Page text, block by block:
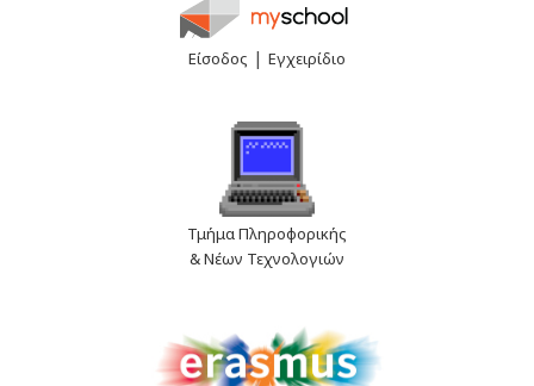
Είσοδος | Εγχειρίδιο
Τμήμα Πληροφορικής
& Νέων Τεχνολογιών